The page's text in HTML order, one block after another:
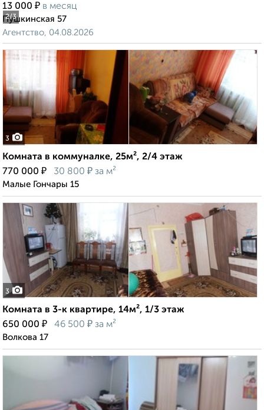
2/3
13 000 ₽ в месяц
Пушкинская 57
Агентство, 04.08.2026
3
Комната в коммуналке, 25м², 2/4 этаж
770 000 ₽ 30 800 ₽ за м²
Малые Гончары 15
3
Комната в 3-к квартире, 14м², 1/3 этаж
650 000 ₽ 46 500 ₽ за м²
Волкова 17